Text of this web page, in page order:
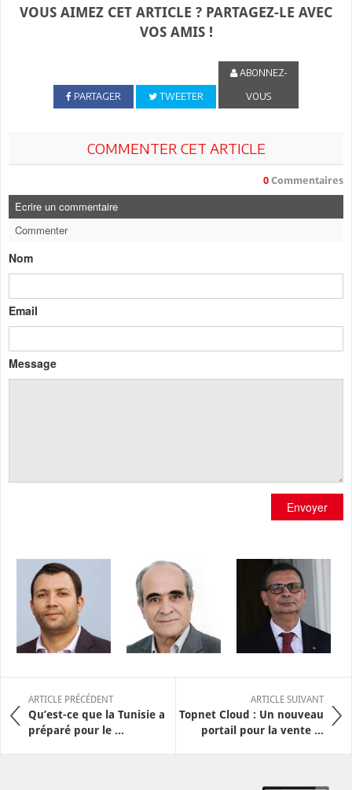
VOUS AIMEZ CET ARTICLE ? PARTAGEZ-LE AVEC
VOS AMIS !
PARTAGER TWEETER
ABONNEZ-
VOUS
COMMENTER CET ARTICLE
0 Commentaires
Ecrire un commentaire
Commenter
Nom
Email
Message
Envoyer
ARTICLE PRÉCÉDENT
Qu’est-ce que la Tunisie a
préparé pour le ...
ARTICLE SUIVANT
Topnet Cloud : Un nouveau
portail pour la vente ...